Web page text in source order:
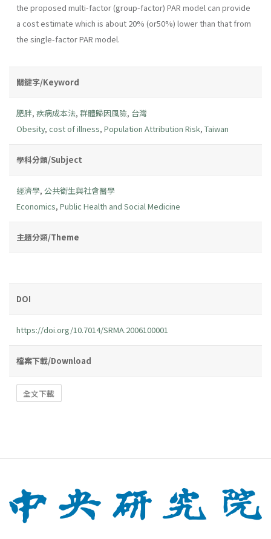
the proposed multi-factor (group-factor) PAR model can provide
a cost estimate which is about 20% (or50%) lower than that from
the single-factor PAR model.
關鍵字/Keyword
肥胖, 疾病成本法, 群體歸因風險, 台灣
Obesity, cost of illness, Population Attribution Risk, Taiwan
學科分類/Subject
經濟學, 公共衛生與社會醫學
Economics, Public Health and Social Medicine
主題分類/Theme
DOI
https://doi.org/10.7014/SRMA.2006100001
檔案下載/Download
全文下載